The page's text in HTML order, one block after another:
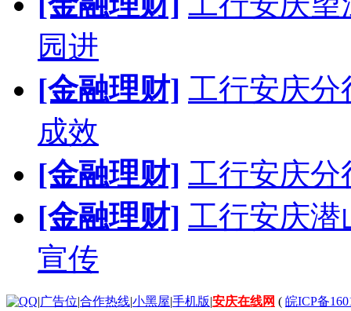
园进
[金融理财] 工行安庆分
成效
[金融理财] 工行安庆分
[金融理财] 工行安庆潜
宣传
|广告位|合作热线|小黑屋|手机版|安庆在线网 ( 皖ICP备